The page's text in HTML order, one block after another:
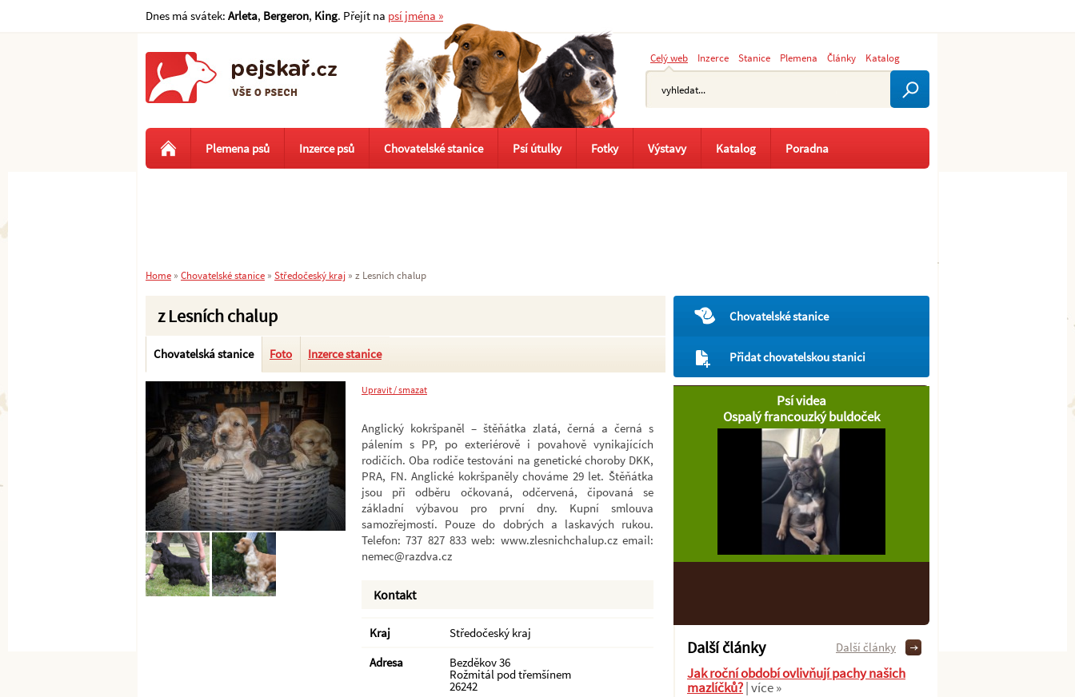
z Lesních chalup
Chovatelská stanice Foto Inzerce stanice
Upravit / smazat
Anglický kokršpaněl – štěňátka zlatá, černá a černá s
pálením s PP, po exteriérově i povahově vynikajících
rodičích. Oba rodiče testováni na genetické choroby DKK,
PRA, FN. Anglické kokršpaněly chováme 29 let. Štěňátka
jsou při odběru očkovaná, odčervená, čipovaná se
základní výbavou pro první dny. Kupní smlouva
samozřejmostí. Pouze do dobrých a laskavých rukou.
Telefon: 737 827 833 web: www.zlesnichchalup.cz email:
nemec@razdva.cz
Kontakt
Kraj
Středočeský kraj
Adresa
Bezděkov 36
Rožmitál pod třemšínem
26242
Chovatelské stanice
Přidat chovatelskou stanici
Psí videa
Ospalý francouzký buldoček
Další články
Jak roční období ovlivňují pachy našich
mazlíčků?| více »
Další články
Celý web Inzerce Stanice Plemena Články Katalog
Plemena psů Inzerce psů Chovatelské stanice Psí útulky Fotky Výstavy Katalog Poradna
Home » Chovatelské stanice » Středočeský kraj » z Lesních chalup
Dnes má svátek: Arleta, Bergeron, King. Přejít na psí jména »